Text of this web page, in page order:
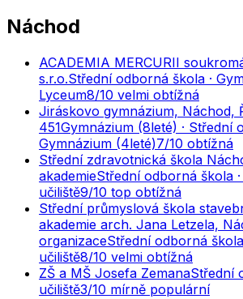
Náchod
ACADEMIA MERCURII
s.r.o.Střední odborná škola ·
Lyceum8/10 velmi obtížná
Jiráskovo gymnázium, Náchod,
451Gymnázium (8leté) · Střední
Gymnázium (4leté)7/10 obtížná
Střední zdravotnická škola
akademieStřední odborná škola
učiliště9/10 top obtížná
Střední průmyslová škola
akademie arch. Jana Letzela,
organizaceStřední odborná
učiliště8/10 velmi obtížná
ZŠ a MŠ Josefa ZemanaStřední
učiliště3/10 mírně populární